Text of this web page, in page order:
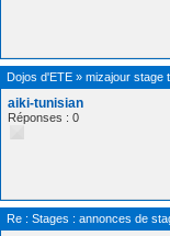
Dojos d'ETE » mizajour stage
aiki-tunisian
Réponses : 0
Re : Stages : annonces de